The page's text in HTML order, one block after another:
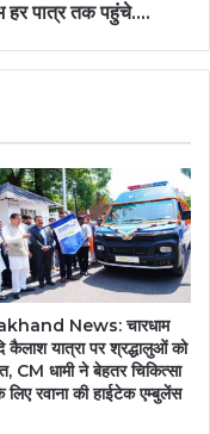
हर पात्र तक पहुंचे....
News: चारधाम
यात्रा पर श्रद्धालुओं को
CM धामी ने बेहतर चिकित्सा
लिए रवाना की हाईटेक एम्बुलेंस